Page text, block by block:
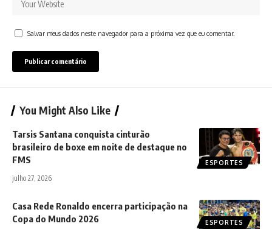
Salvar meus dados neste navegador para a próxima vez que eu comentar.
You Might Also Like
ESPORTES
Tarsis Santana conquista cinturão
brasileiro de boxe em noite de destaque no
FMS
julho 27, 2026
ESPORTES
Casa Rede Ronaldo encerra participação na
Copa do Mundo 2026